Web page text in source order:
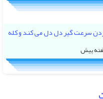
سرعت گیر دل دل می کند و کله